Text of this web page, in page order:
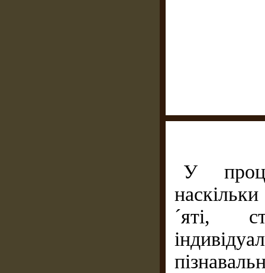
У
´яті,